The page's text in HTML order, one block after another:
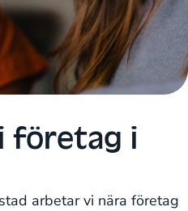
företag i
arbetar vi nära företag